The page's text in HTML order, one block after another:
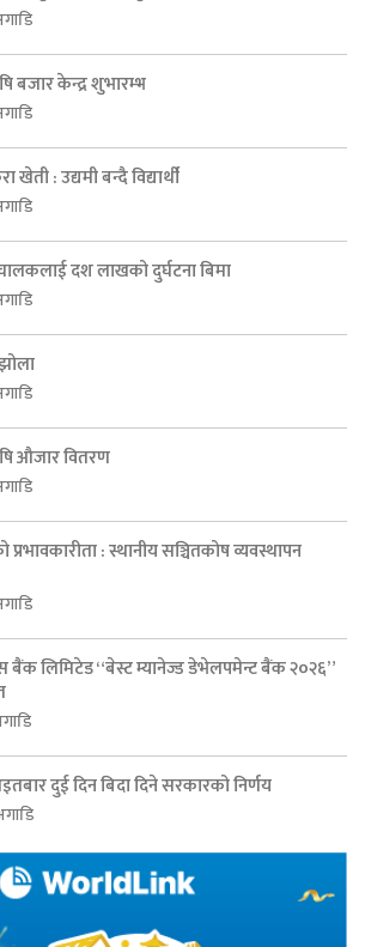
बजार केन्द्र शुभारम्भ
खेती : उद्यमी बन्दै विद्यार्थी
दश लाखको दुर्घटना बिमा
औजार वितरण
प्रभावकारीता : स्थानीय सञ्चितकोष व्यवस्थापन
बैंक लिमिटेड “बेस्ट म्यानेज्ड डेभेलपमेन्ट बैंक २०२६”
दुई दिन बिदा दिने सरकारको निर्णय